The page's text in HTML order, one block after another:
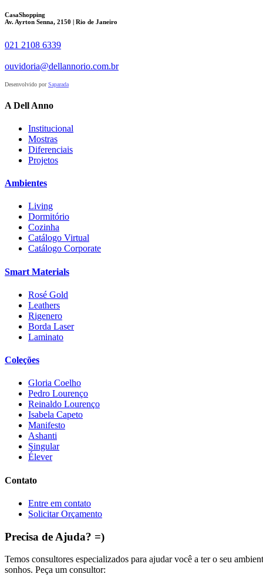
CasaShopping
Av. Ayrton Senna, 2150 | Rio de Janeiro
021 2108 6339
ouvidoria@dellannorio.com.br
Desenvolvido porSaparada
A Dell Anno
Institucional
Mostras
Diferenciais
Projetos
Ambientes
Living
Dormitório
Cozinha
Catálogo Virtual
Catálogo Corporate
Smart Materials
Rosé Gold
Leathers
Rigenero
Borda Laser
Laminato
Coleções
Gloria Coelho
Pedro Lourenço
Reinaldo Lourenço
Isabela Capeto
Manifesto
Ashanti
Singular
Élever
Contato
Entre em contato
Solicitar Orçamento
Precisa de Ajuda? =)
Temos consultores especializados para ajudar você a ter o seu
sonhos. Peça um consultor: